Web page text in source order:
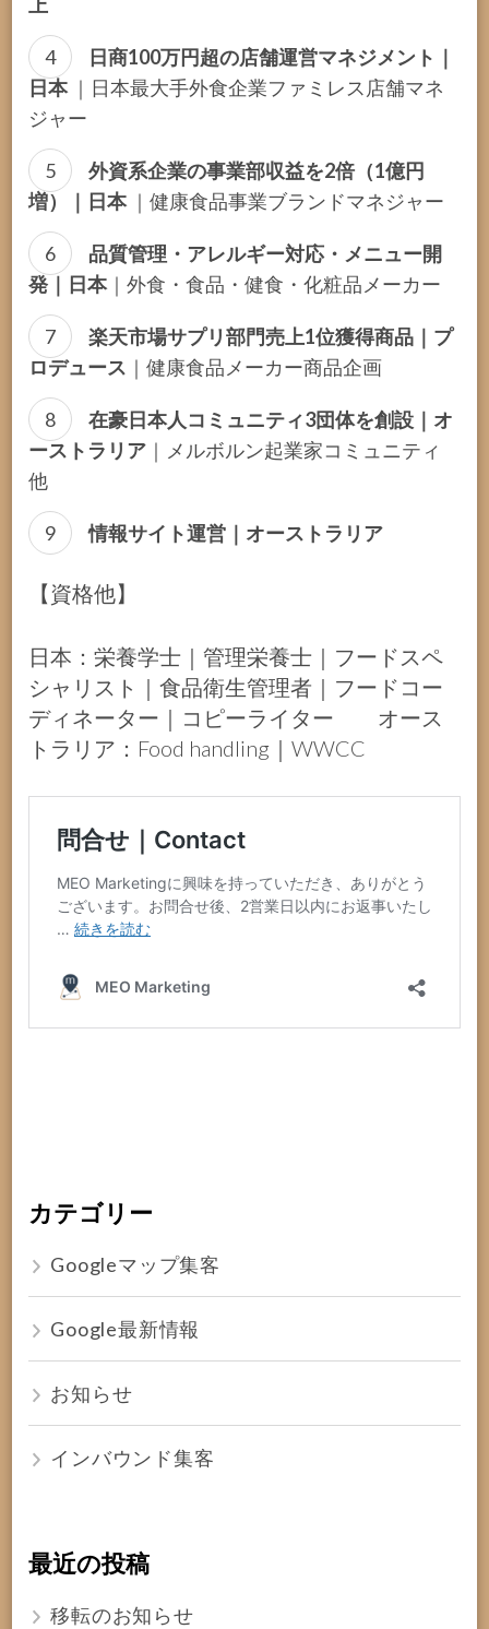
日商100万円超の店舗運営マネジメント｜
日本｜日本最大手外食企業ファミレス店舗マネ
ジャー
外資系企業の事業部収益を2倍（1億円
増）｜日本｜健康食品事業ブランドマネジャー
品質管理・アレルギー対応・メニュー開
発｜日本｜外食・食品・健食・化粧品メーカー
楽天市場サプリ部門売上1位獲得商品｜プ
ロデュース ｜健康食品メーカー商品企画
在豪日本人コミュニティ3団体を創設｜オ
ーストラリア ｜メルボルン起業家コミュニティ
他
情報サイト運営｜オーストラリア
【資格他】
日本：栄養学士｜管理栄養士｜フードスペ
シャリスト｜食品衛生管理者｜フードコー
ディネーター｜コピーライター オース
トラリア：Food handling｜WWCC
カテゴリー
Googleマップ集客
Google最新情報
お知らせ
インバウンド集客
最近の投稿
移転のお知らせ